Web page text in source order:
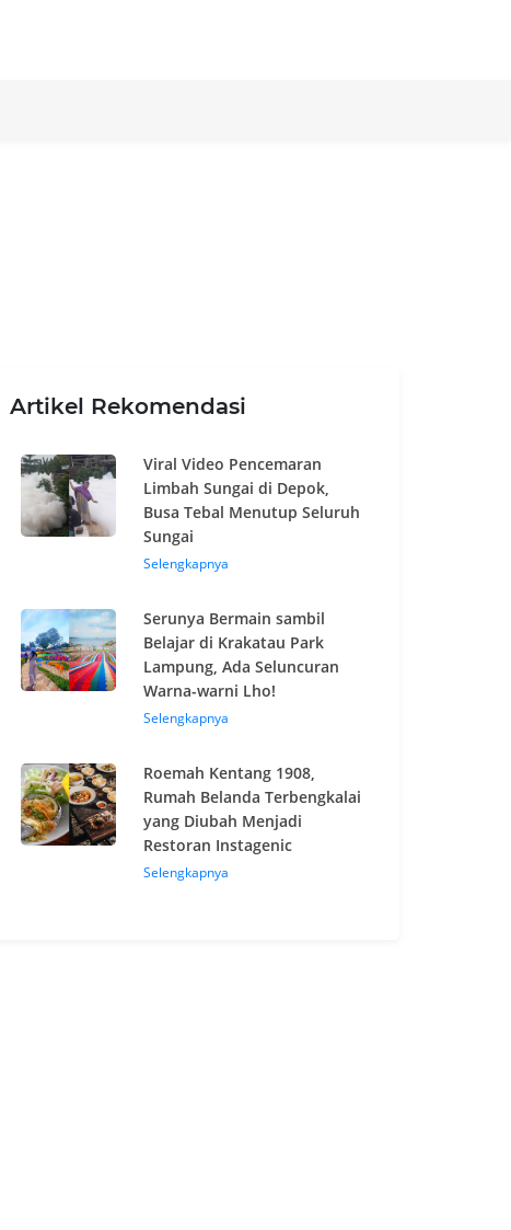
Artikel Rekomendasi
Viral Video Pencemaran
Limbah Sungai di Depok,
Busa Tebal Menutup Seluruh
Sungai
Selengkapnya
Serunya Bermain sambil
Belajar di Krakatau Park
Lampung, Ada Seluncuran
Warna-warni Lho!
Selengkapnya
Roemah Kentang 1908,
Rumah Belanda Terbengkalai
yang Diubah Menjadi
Restoran Instagenic
Selengkapnya